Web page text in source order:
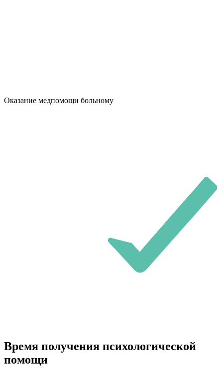
Оказание медпомощи больному
Время получения психологической
помощи